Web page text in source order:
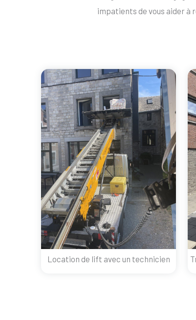
impatients de vous aider à
Location de lift avec un technicien